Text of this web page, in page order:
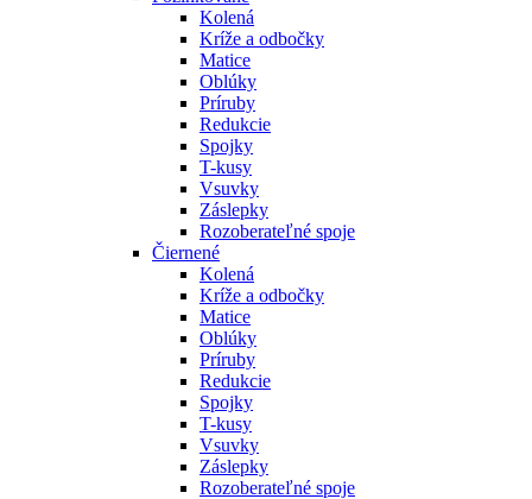
Kolená
Kríže a odbočky
Matice
Oblúky
Príruby
Redukcie
Spojky
T-kusy
Vsuvky
Záslepky
Rozoberateľné spoje
Čiernené
Kolená
Kríže a odbočky
Matice
Oblúky
Príruby
Redukcie
Spojky
T-kusy
Vsuvky
Záslepky
Rozoberateľné spoje